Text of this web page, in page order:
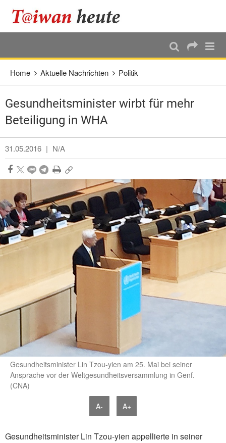
Direkt weiter zum Haupt-Inhalt
Home Aktuelle Nachrichten Politik
Gesundheitsminister wirbt für mehr
Beteiligung in WHA
31.05.2016 | N/A
Gesundheitsminister Lin Tzou-yien am 25. Mai bei seiner
Ansprache vor der Weltgesundheitsversammlung in Genf.
(CNA)
A- A+
Gesundheitsminister Lin Tzou-yien appellierte in seiner